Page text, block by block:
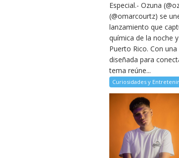
Especial.- Ozuna
(@omarcourtz) se
lanzamiento que
química de la noche
Puerto Rico. Con
diseñada para
tema reúne...
Curiosidades y